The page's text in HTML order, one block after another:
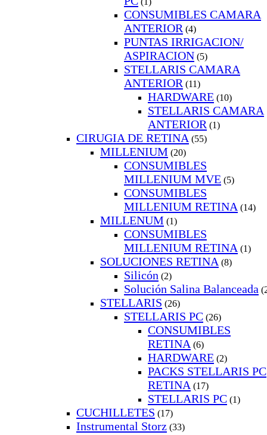
CONSUMIBLES CAMARA
ANTERIOR (4)
PUNTAS IRRIGACION/
ASPIRACION (5)
STELLARIS CAMARA
ANTERIOR (11)
HARDWARE (10)
STELLARIS CAMARA
ANTERIOR (1)
CIRUGIA DE RETINA (55)
MILLENIUM (20)
CONSUMIBLES
MILLENIUM MVE (5)
CONSUMIBLES
MILLENIUM RETINA (14)
MILLENUM (1)
CONSUMIBLES
MILLENIUM RETINA (1)
SOLUCIONES RETINA (8)
Silicón (2)
Solución Salina Balanceada
STELLARIS (26)
STELLARIS PC (26)
CONSUMIBLES
RETINA (6)
HARDWARE (2)
PACKS STELLARIS PC
RETINA (17)
STELLARIS PC (1)
CUCHILLETES (17)
Instrumental Storz (33)